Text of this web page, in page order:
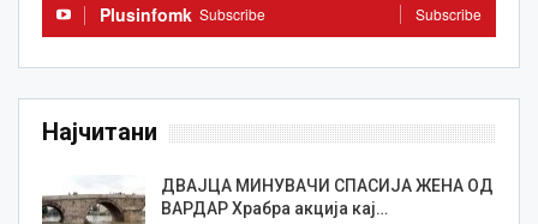
Plusinfomk Subscribe Subscribe
Најчитани
ДВАЈЦА МИНУВАЧИ СПАСИЈА ЖЕНА ОД
ВАРДАР Храбра акција кај…